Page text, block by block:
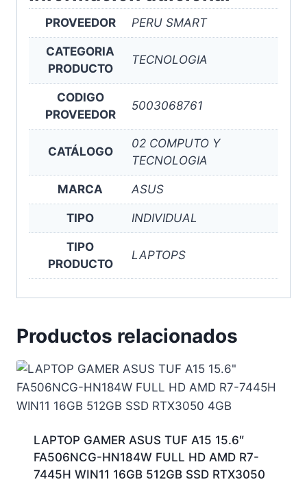
PROVEEDOR PERU SMART
CATEGORIA
PRODUCTO
TECNOLOGIA
CODIGO
PROVEEDOR
5003068761
CATÁLOGO
02 COMPUTO Y
TECNOLOGIA
MARCA ASUS
TIPO INDIVIDUAL
TIPO
PRODUCTO
LAPTOPS
Productos relacionados
LAPTOP GAMER ASUS TUF A15 15.6″
FA506NCG-HN184W FULL HD AMD R7-
7445H WIN11 16GB 512GB SSD RTX3050